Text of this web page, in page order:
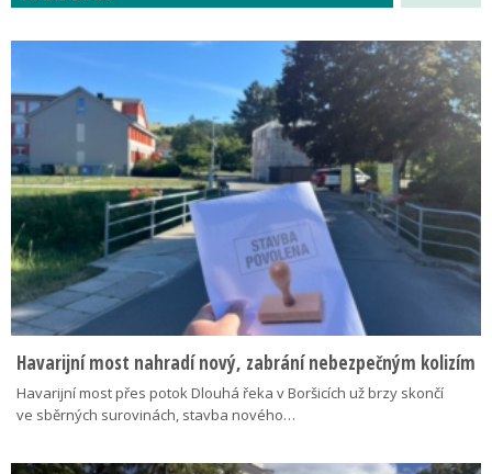
Havarijní most nahradí nový, zabrání nebezpečným kolizím
Havarijní most přes potok Dlouhá řeka v Boršicích už brzy skončí
ve sběrných surovinách, stavba nového…